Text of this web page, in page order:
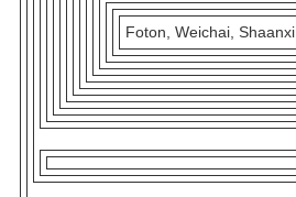
Foton, Weichai, Shaanxi